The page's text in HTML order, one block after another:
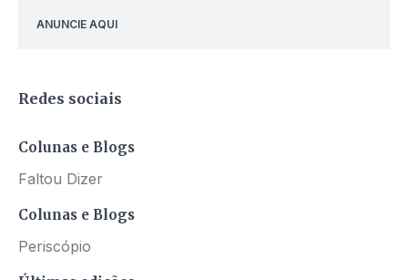
ANUNCIE AQUI
Redes sociais
Colunas e Blogs
Faltou Dizer
Colunas e Blogs
Periscópio